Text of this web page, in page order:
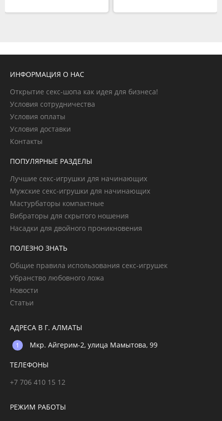
ИНФОРМАЦИЯ О НАС
Открытие секс-шопа как идея для бизнеса!
Условия сотрудничества
Условия оплаты
Условия доставки
Контакты
ПОПУЛЯРНЫЕ РАЗДЕЛЫ
Лучшие секс-игрушки для начинающих
Мужские секс-игрушки для начинающих
Мастурбаторы компактные
Вибраторы для скрытого ношения
Насадки для двойного проникновения
ПОЛЕЗНО ЗНАТЬ
Общие правила использования секс-игрушек
Убранство любовного ложа
Новости
Статьи
АДРЕСА В Г. АЛМАТЫ
Мкр. Айгерим-2, улица Мамытова, 99
ТЕЛЕФОНЫ
+7 706 410 15 12
РЕЖИМ РАБОТЫ